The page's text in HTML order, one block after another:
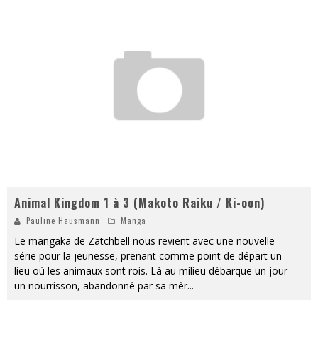
Animal Kingdom 1 à 3 (Makoto Raiku / Ki-oon)
Pauline Hausmann Manga
Le mangaka de Zatchbell nous revient avec une nouvelle
série pour la jeunesse, prenant comme point de départ un
lieu où les animaux sont rois. Là au milieu débarque un jour
un nourrisson, abandonné par sa mèr...